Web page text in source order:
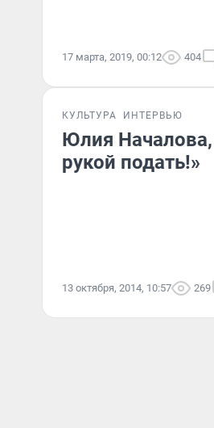
17 марта, 2019, 00:12 404
КУЛЬТУРА ИНТЕРВЬЮ
Юлия
рукой подать!»
13 октября, 2014, 10:57 269